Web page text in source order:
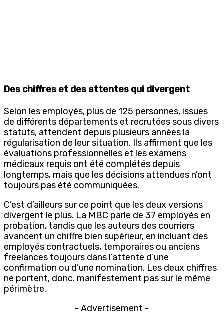
Des chiffres et des attentes qui divergent
Selon les employés, plus de 125 personnes, issues
de différents départements et recrutées sous divers
statuts, attendent depuis plusieurs années la
régularisation de leur situation. Ils affirment que les
évaluations professionnelles et les examens
médicaux requis ont été complétés depuis
longtemps, mais que les décisions attendues n’ont
toujours pas été communiquées.
C’est d’ailleurs sur ce point que les deux versions
divergent le plus. La MBC parle de 37 employés en
probation, tandis que les auteurs des courriers
avancent un chiffre bien supérieur, en incluant des
employés contractuels, temporaires ou anciens
freelances toujours dans l’attente d’une
confirmation ou d’une nomination. Les deux chiffres
ne portent, donc. manifestement pas sur le même
périmètre.
- Advertisement -